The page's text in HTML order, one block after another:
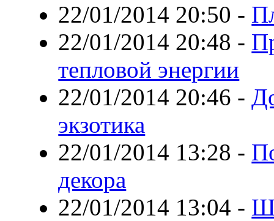
22/01/2014 20:50 -
22/01/2014 20:48 -
тепловой энергии
22/01/2014 20:46 -
экзотика
22/01/2014 13:28 -
декора
22/01/2014 13:04 -